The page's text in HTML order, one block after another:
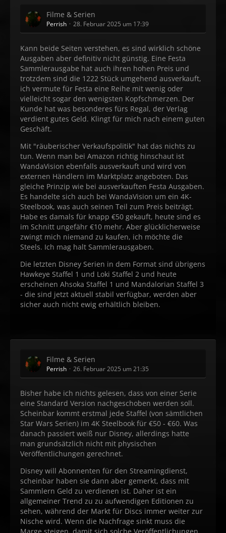
Filme & Serien
Perrish 28. Februar 2025 um 17:39
Kann beide Seiten verstehen, es sind wirklich schöne
Ausgaben aber definitiv nicht günstig. Eine Festa
Sammlerausgabe hat auch ihren hohen Preis und
trotzdem sind die 1222 Stück umgehend ausverkauft,
ich vermute für Festa eine Reihe mit wenig oder
vielleicht sogar den wenigsten Kopfschmerzen. Der
Kunde hat was besonderes fürs Regal, der Verlag
verdient gutes Geld. Klingt für mich nach einem guten
Geschäft.
Mit "räuberischer Verkaufspolitik" hat das nichts zu
tun. Wenn man bei Amazon richtig hinschaut ist
WandaVision ebenfalls ausverkauft und wird von
externen Händlern im Marktplatz angeboten. Das
gleiche Prinzip wie bei ausverkauften Festa Ausgaben.
Es handelte sich auch bei WandaVision um ein 4K-
Steelbook, was auch seinen Teil zum Preis beiträgt.
Habe es damals für knapp €50 gekauft, heute sind es
im Schnitt ungefähr €10 mehr. Aber glücklicherweise
zwingt mich niemand zu kaufen, ich möchte die
Steels. Ich mag halt Sammlerausgaben.
Die letzten Disney Serien in dem Format sind übrigens
Hawkeye Staffel 1 und Loki Staffel 2 und heute
erscheinen Ahsoka Staffel 1 und Mandalorian Staffel 3
- die sind jetzt aktuell stabil verfügbar, werden aber
sicher auch nicht ewig erhältlich bleiben.
Filme & Serien
Perrish 26. Februar 2025 um 21:35
Bisher habe ich nichts gelesen, dass von einer Serie
eine Standard Version nachgeschoben werden soll.
Scheinbar kommt erstmal jede Staffel (von sämtlichen
Star Wars Serien) im 4K Steelbook für €50 - €60. Was
danach passiert weiß nur Disney, allerdings hatte
man grundsätzlich nicht mit physischen
Veröffentlichungen gerechnet.
Disney will Abonnenten für den Streamingdienst,
scheinbar haben sie dann aber gemerkt, dass mit
Sammlern Geld zu verdienen ist. Daher ist ein
allgemeiner Trend zu zu aufwendigen Editionen zu
sehen, während der Markt für Discs immer weiter zur
Nische wird. Wenn die Nachfrage sinkt muss die